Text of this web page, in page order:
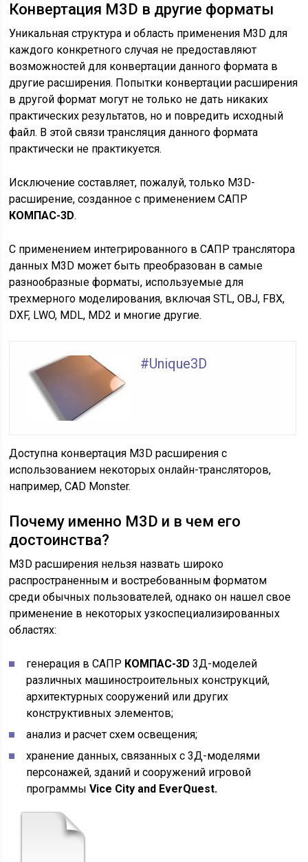
Конвертация M3D в другие форматы
Уникальная структура и область применения M3D для
каждого конкретного случая не предоставляют
возможностей для конвертации данного формата в
другие расширения. Попытки конвертации расширения
в другой формат могут не только не дать никаких
практических результатов, но и повредить исходный
файл. В этой связи трансляция данного формата
практически не практикуется.
Исключение составляет, пожалуй, только M3D-
расширение, созданное с применением САПР
КОМПАС-3D.
С применением интегрированного в САПР транслятора
данных M3D может быть преобразован в самые
разнообразные форматы, используемые для
трехмерного моделирования, включая STL, OBJ, FBX,
DXF, LWO, MDL, MD2 и многие другие.
#Unique3D
Доступна конвертация M3D расширения с
использованием некоторых онлайн-трансляторов,
например, CAD Monster.
Почему именно M3D и в чем его
достоинства?
M3D расширения нельзя назвать широко
распространенным и востребованным форматом
среди обычных пользователей, однако он нашел свое
применение в некоторых узкоспециализированных
областях:
генерация в САПР КОМПАС-3D 3Д-моделей
различных машиностроительных конструкций,
архитектурных сооружений или других
конструктивных элементов;
анализ и расчет схем освещения;
хранение данных, связанных с 3Д-моделями
персонажей, зданий и сооружений игровой
программыVice City and EverQuest.